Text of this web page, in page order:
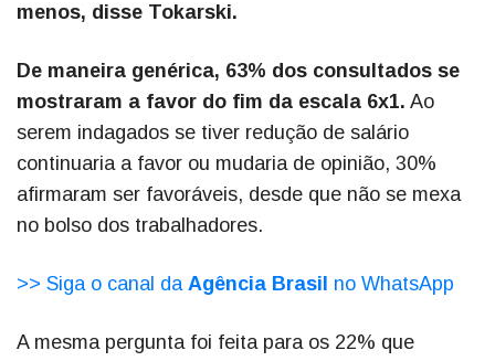
menos, disse Tokarski.
De maneira genérica, 63% dos consultados se
mostraram a favor do fim da escala 6x1. Ao
serem indagados se tiver redução de salário
continuaria a favor ou mudaria de opinião, 30%
afirmaram ser favoráveis, desde que não se mexa
no bolso dos trabalhadores.
>> Siga o canal da Agência Brasil no WhatsApp
A mesma pergunta foi feita para os 22% que